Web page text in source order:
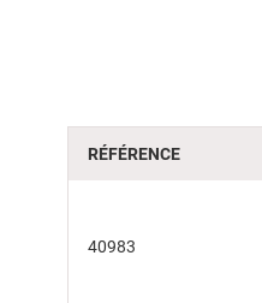
RÉFÉRENCE
40983